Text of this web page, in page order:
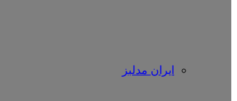
ایران مدلبز